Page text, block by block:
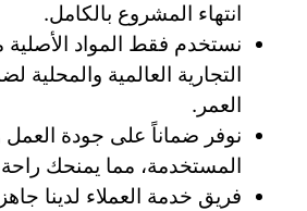
انتهاء المشروع بالكامل.
نستخدم فقط المواد
التجارية العالمية
العمر.
نوفر ضماناً على جودة العمل
المستخدمة، مما يمنحك راحة
فريق خدمة العملاء لدينا